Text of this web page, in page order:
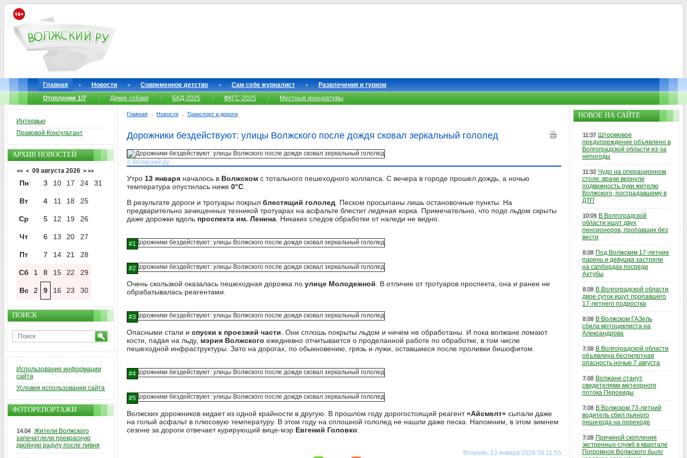
Главная Новости Современное детство Сам себе журналист
Развлечения и туризм
Отопление 1/7
Дикие собаки БКД-2025 ФКГС-2025 Местные инициативы
Главная → Новости → Транспорт и дороги
Дорожники бездействуют: улицы Волжского после дождя сковал зеркальный гололед
© Волжский.ру
Утро 13 января началось в Волжском с тотального пешеходного коллапса. С вечера в городе прошел дождь, а ночью
температура опустилась ниже 0°С
В результате дороги и тротуары покрыл блестящий гололед . Песком просыпаны лишь остановочные пункты. На
предварительно зачищенных техникой тротуарах на асфальте блестит ледяная корка. Примечательно, что подо льдом скрыты
даже дорожки вдоль проспекта им. Ленина . Никаких следов обработки от наледи не видно.
Очень скользкой оказалась пешеходная дорожка по улице Молодежной . В отличие от тротуаров проспекта, она и ранее не
обрабатывалась реагентами.
Опасными стали и спуски к проезжей части . Они сплошь покрыты льдом и ничем не обработаны. И пока волжане ломают
кости, падая на льду, мэрия Волжского ежедневно отчитывается о проделанной работе по обработке, в том числе
пешеходной инфраструктуры. Зато на дорогах, по обыкновению, грязь и лужи, оставшиеся после проливки бишофитом.
Волжских дорожников кидает из одной крайности в другую. В прошлом году дорогостоящий реагент«Айсмелт» сыпали даже
на голый асфальт в плюсовую температуру. В этом году на сплошной гололед не нашли даже песка. Напомним, в этом зимнем
сезоне за дороги отвечает курирующий вице-мэр Евгений Головко
Вторник, 13 января 2026 09:11:55
Интервью
Правовой Консультант
АРХИВ НОВОСТЕЙ
<< < 09 августа 2026 > >>
Пн 3 10 17 24 31
Вт 4 11 18 25
Ср 5 12 19 26
Чт 6 13 20 27
Пт 7 14 21 28
Сб 1 8 15 22 29
Вс 2 9 16 23 30
ПОИСК
Использование информации
сайта
Условия использования сайта
ФОТОРЕПОРТАЖИ
14.04 Жители Волжского
запечатлели прекрасную
двойную радугу после ливня
НОВОЕ НА САЙТЕ
11:37 Штормовое
предупреждение объявлено в
Волгоградской области из-за
непогоды
11:32 Чудо на операционном
столе: врачи вернули
подвижность руки жителю
Волжского, пострадавшему в
ДТП
10:09 В Волгоградской
области ищут двух
пенсионеров, пропавших без
вести
8.08 Под Волжским 17-летние
парень и девушка застряли
на сапбордах посреди
Ахтубы
8.08 В Волгоградской области
двое суток ищут пропавшего
17-летнего подростка
8.08 В Волжском ГАЗель
сбила мотоциклиста на
Александрова
7.08 В Волгоградской области
объявлена беспилотная
опасность ночью 7 августа
7.08 Волжане станут
свидетелями метеорного
потока Персеиды
7.08 В Волжском 73-летний
водитель сбил пьяного
пешехода на переходе
7.08 Причиной скопления
экстренных служб в квартале
Погромное Волжского было